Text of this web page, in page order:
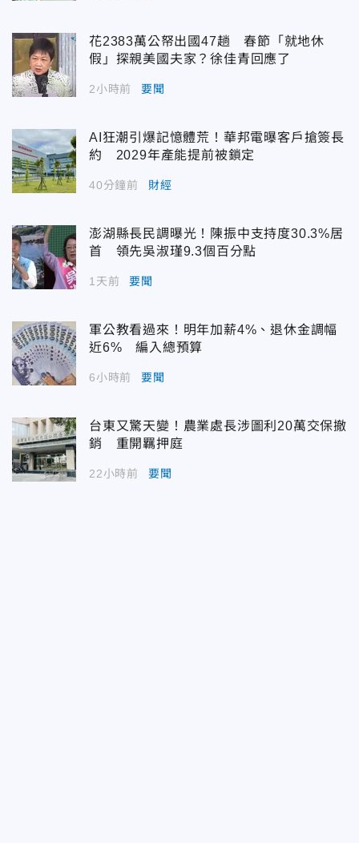
花2383萬公帑出國47趟 春節「就地休
假」探親美國夫家？徐佳青回應了
2小時前 要聞
AI狂潮引爆記憶體荒！華邦電曝客戶搶簽長
約 2029年產能提前被鎖定
40分鐘前 財經
澎湖縣長民調曝光！陳振中支持度30.3%居
首 領先吳淑瑾9.3個百分點
1天前 要聞
軍公教看過來！明年加薪4%、退休金調幅
近6% 編入總預算
6小時前 要聞
台東又驚天變！農業處長涉圖利20萬交保撤
銷 重開羈押庭
22小時前 要聞